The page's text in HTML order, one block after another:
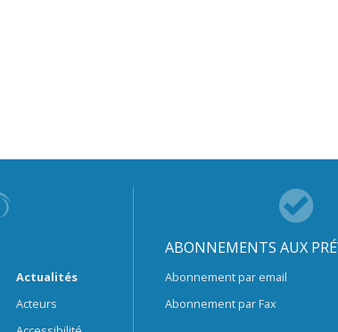
Actualités
Acteurs
ABONNEMENTS AUX
Abonnement par email
Abonnement par Fax